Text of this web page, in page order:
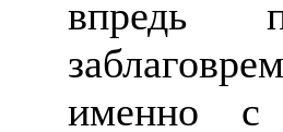
впредь
именно с